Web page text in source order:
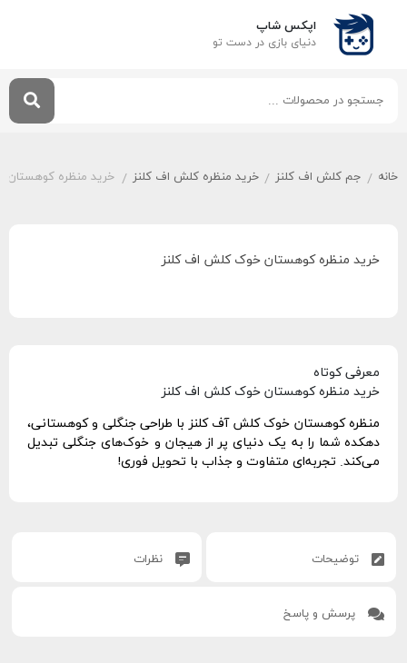
اپکس شاپ
دنیای بازی‌ در دست تو
خانه / جم کلش اف کلنز / خرید منظره کلش اف کلنز / خرید منظره
خرید منظره کوهستان خوک کلش اف کلنز
معرفی کوتاه
خرید منظره کوهستان خوک کلش اف کلنز
منظره کوهستان خوک کلش آف کلنز با طراحی جنگلی و کوهستانی،
دهکده شما را به یک دنیای پر از هیجان و خوک‌های جنگلی تبدیل
می‌کند. تجربه‌ای متفاوت و جذاب با تحویل فوری!
توضیحات نظرات
پرسش و پاسخ